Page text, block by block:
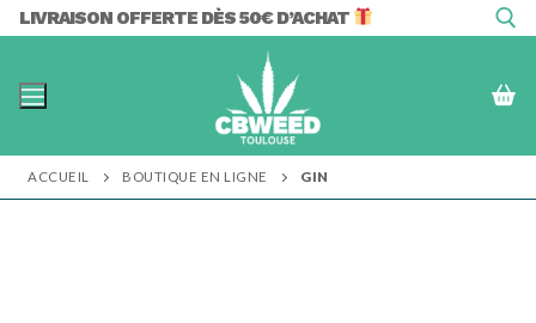
Aller
contenu
LIVRAISON OFFERTE DÈS 50€ D’ACHAT
Rechercher :
ACCUEIL BOUTIQUE EN LIGNE GIN